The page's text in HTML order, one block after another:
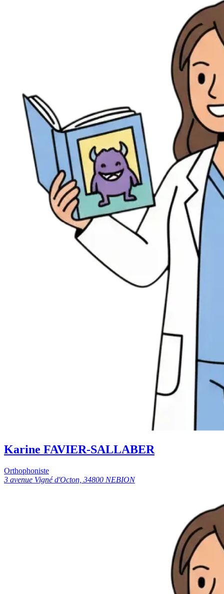
Karine FAVIER-SALLABER
Orthophoniste
3 avenue Vigné d'Octon, 34800 NEBION